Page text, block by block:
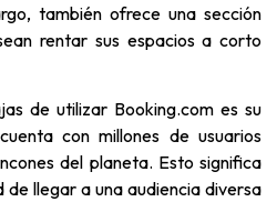
también ofrece una sección
rentar sus espacios a corto
de utilizar Booking.com es su
con millones de usuarios
del planeta. Esto significa
llegar a una audiencia diversa